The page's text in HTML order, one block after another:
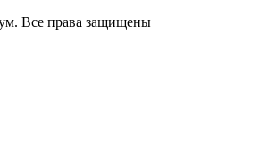
Все права защищены